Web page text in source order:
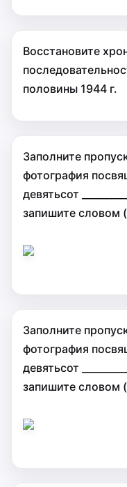
Восстановите
половины 1944 г.
Заполните
фотография
девятьсот
запишите словом
Заполните
фотография
девятьсот
запишите словом